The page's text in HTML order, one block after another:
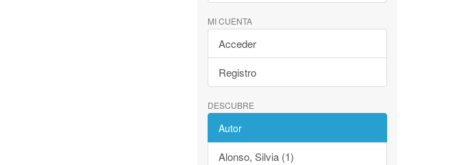
MI CUENTA
Acceder
Registro
DESCUBRE
Autor
Alonso, Silvia (1)